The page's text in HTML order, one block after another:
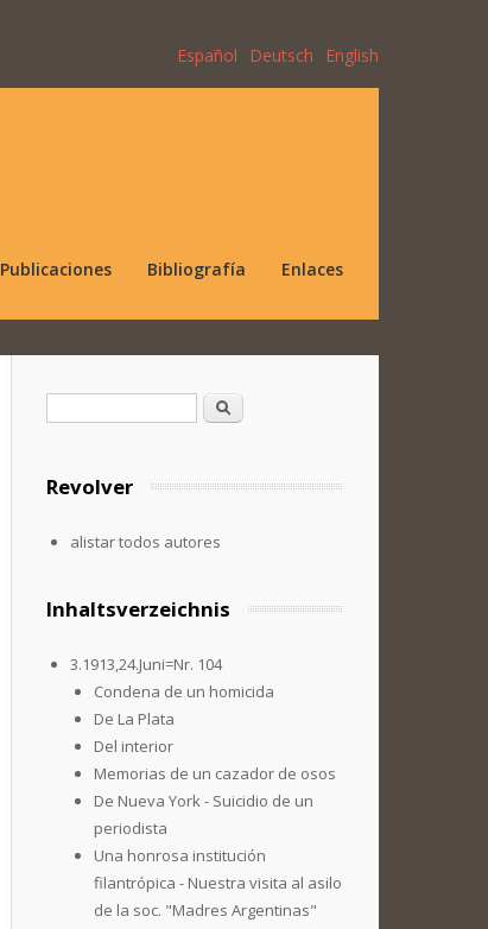
Español Deutsch English
Publicaciones Bibliografía Enlaces
Formulario de búsqueda
Buscar
Revolver
alistar todos autores
Inhaltsverzeichnis
3.1913,24.Juni=Nr. 104
Condena de un homicida
De La Plata
Del interior
Memorias de un cazador de osos
De Nueva York - Suicidio de un
periodista
Una honrosa institución
filantrópica - Nuestra visita al asilo
de la soc. "Madres Argentinas"